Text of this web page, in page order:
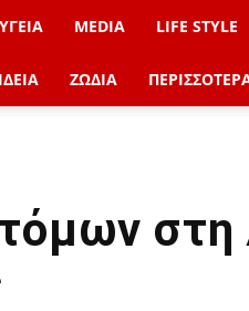
ΥΓΕΙΑ MEDIA LIFE STYLE
ΖΩΔΙΑ